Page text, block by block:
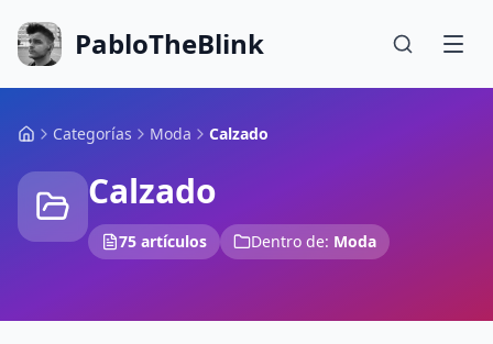
PabloTheBlink
Categorías Moda Calzado
Calzado
75 artículos Dentro de: Moda